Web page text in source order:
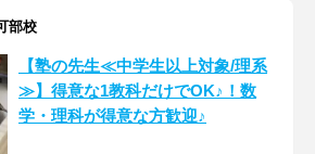
部校
【塾の先生≪中学生以上対象/理系
≫】得意な1教科だけでOK♪！数
学・理科が得意な方歓迎♪